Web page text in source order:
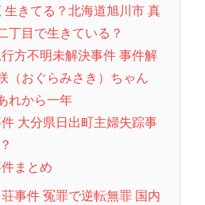
生きてる？北海道旭川市 真
丁目で生きている？
方不明未解決事件 事件解
（おぐらみさき）ちゃん
れから一年
大分県日出町主婦失踪事
まとめ
事件 冤罪で逆転無罪 国内